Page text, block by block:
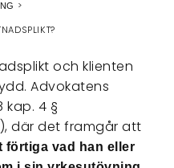
och klienten
Advokatens
kap. 4 §
där det framgår att
förtiga vad han eller